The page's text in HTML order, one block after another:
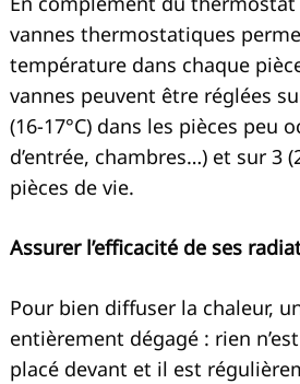
vannes thermostatiques
température dans chaque
vannes peuvent être réglées
(16-17°C) dans les pièces peu
d’entrée, chambres…) et sur 3
pièces de vie.
Assurer l’efficacité de ses
Pour bien diffuser la chaleur,
entièrement dégagé : rien
placé devant et il est